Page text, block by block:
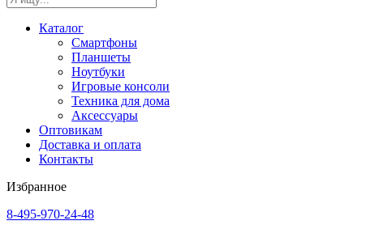
Каталог
Смартфоны
Планшеты
Ноутбуки
Игровые консоли
Техника для дома
Аксессуары
Оптовикам
Доставка и оплата
Контакты
Избранное
8-495-970-24-48